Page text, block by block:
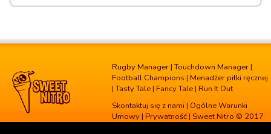
Rugby Manager |Touchdown Manager |
Football Champions | Menadżer piłki ręcznej
|Tasty Tale | Fancy Tale | Run It Out
Skontaktuj się z nami | Ogólne Warunki
Umowy | Prywatność | Sweet Nitro © 2017